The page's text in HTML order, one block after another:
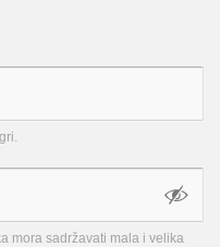
mora sadržavati mala i velika